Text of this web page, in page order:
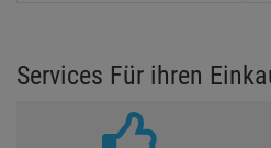
Services Für ihren